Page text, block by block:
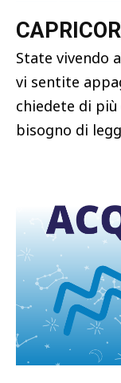
State vivendo
vi sentite
chiedete di
bisogno di